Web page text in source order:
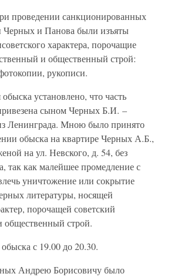
проведении санкционированных
Черных и Панова были изъяты
характера, порочащие
и общественный строй:
рукописи.
установлено, что часть
сыном Черных Б.И. –
Ленинграда. Мною было принято
обыска на квартире Черных А.Б.,
на ул. Невского, д. 54, без
так как малейшее промедление с
уничтожение или сокрытие
литературы, носящей
порочащей советский
общественный строй.
с 19.00 до 20.30.
Андрею Борисовичу было